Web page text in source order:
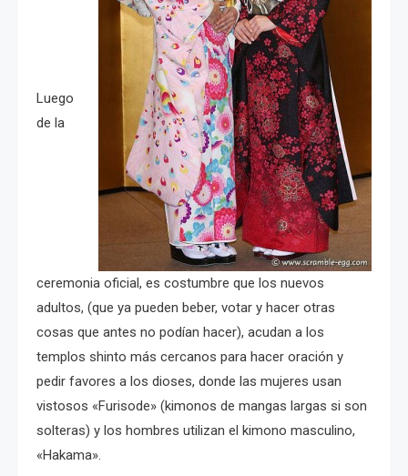
Luego
de la
ceremonia oficial, es costumbre que los nuevos
adultos, (que ya pueden beber, votar y hacer otras
cosas que antes no podían hacer), acudan a los
templos shinto más cercanos para hacer oración y
pedir favores a los dioses, donde las mujeres usan
vistosos «Furisode» (kimonos de mangas largas si son
solteras) y los hombres utilizan el kimono masculino,
«Hakama».